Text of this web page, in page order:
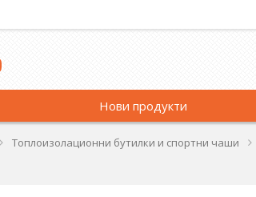
Нови продукти
Топлоизолационни бутилки и спортни чаши